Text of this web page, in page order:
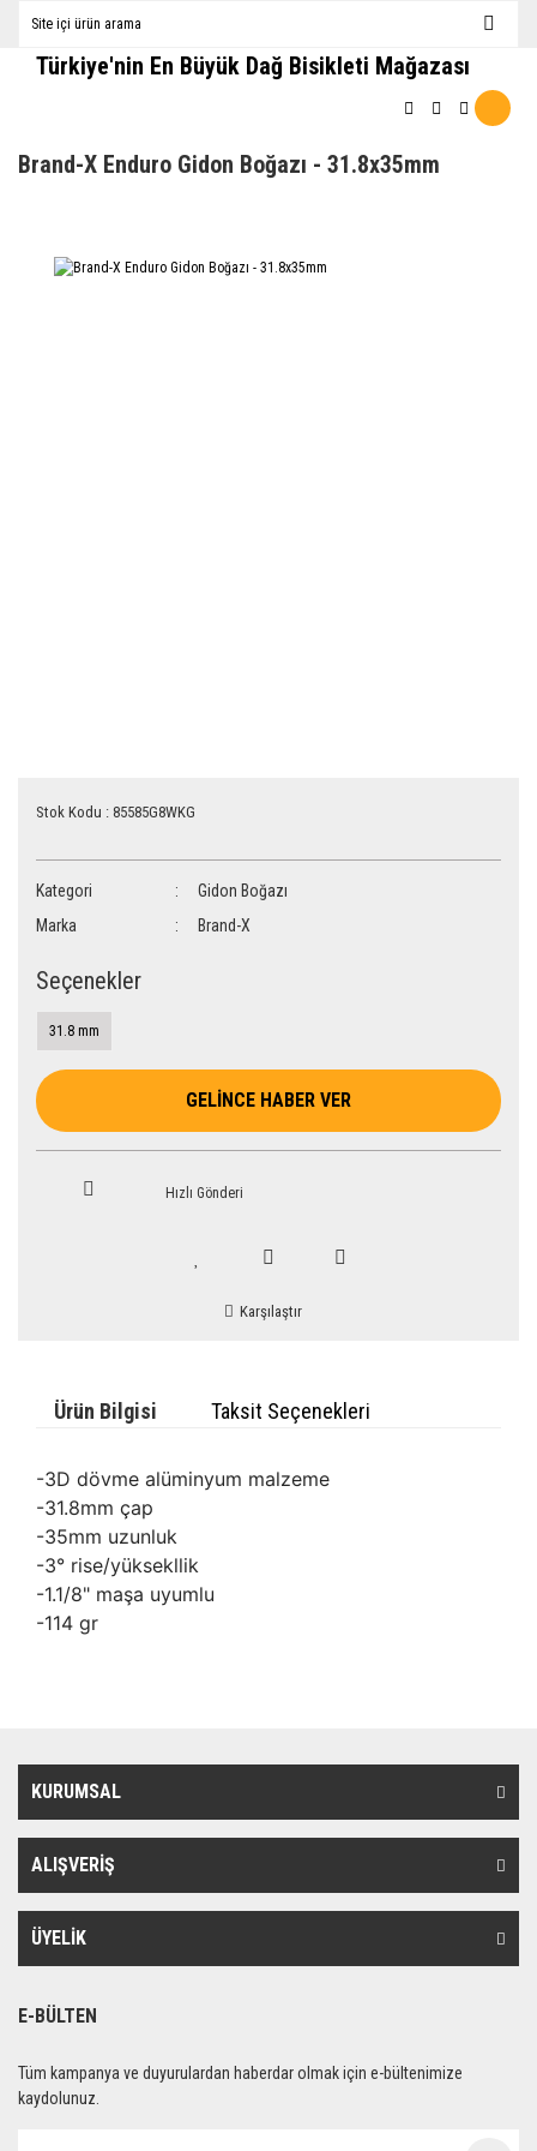
Türkiye'nin En Büyük Dağ Bisikleti Mağazası
Brand-X Enduro Gidon Boğazı - 31.8x35mm
Stok Kodu : 85585G8WKG
Kategori
Gidon Boğazı
Marka
Brand-X
Seçenekler
31.8 mm
GELİNCE HABER VER
Hızlı Gönderi
Karşılaştır
Ürün Bilgisi Taksit Seçenekleri
-3D dövme alüminyum malzeme
-31.8mm çap
-35mm uzunluk
-3° rise/yüksekllik
-1.1/8" maşa uyumlu
-114 gr
KURUMSAL
ALIŞVERİŞ
ÜYELİK
E-BÜLTEN
Tüm kampanya ve duyurulardan haberdar olmak için e-bültenimize
kaydolunuz.